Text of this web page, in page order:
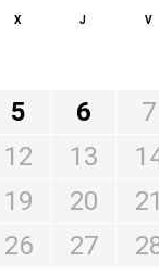
X J V
5 6 7
12 13
19 20 21
26 27